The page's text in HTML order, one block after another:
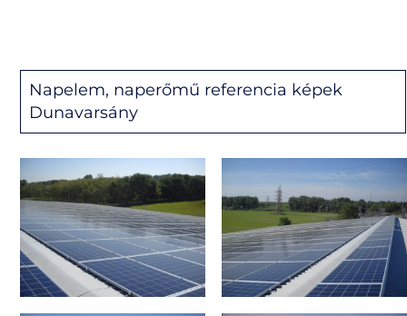
Napelem, naperőmű referencia képek
Dunavarsány